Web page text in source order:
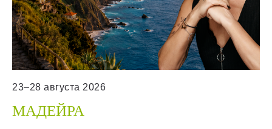
23–28 августа 2026
МАДЕЙРА